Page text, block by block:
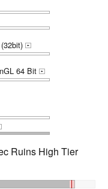
+
64 Bit +
Ruins High Tier